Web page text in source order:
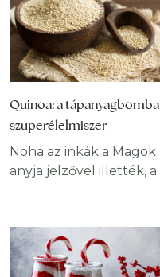
Quinoa: a tápanyagbomba
szuperélelmiszer
Noha az inkák a Magok
anyja jelzővel illették, a
gabonafélékkel. A
parajfélék és a céklák
családjába tartozó